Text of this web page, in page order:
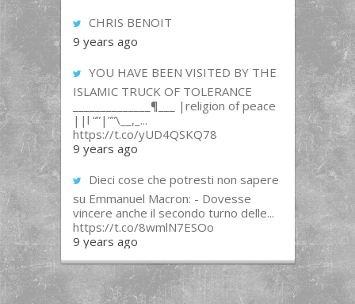
CHRIS BENOIT
9 years ago
YOU HAVE BEEN VISITED BY THE
ISLAMIC TRUCK OF TOLERANCE
______________¶___ |religion of peace
||l “”|””\__,_...
https://t.co/yUD4QSKQ78
9 years ago
Dieci cose che potresti non sapere
su Emmanuel Macron: - Dovesse
vincere anche il secondo turno delle...
https://t.co/8wmlN7ESOo
9 years ago